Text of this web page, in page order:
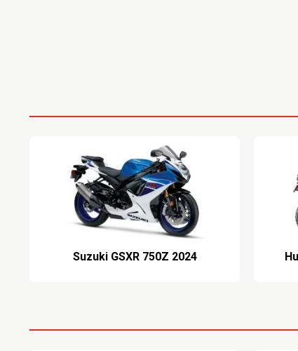
2024 Suzuki GSXR 750Z